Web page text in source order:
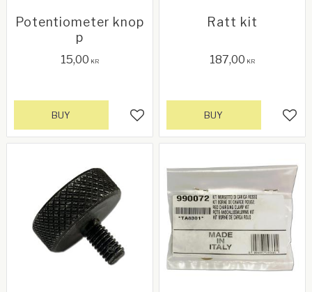
Potentiometer knop
p
15,00 KR
Add to favorites
BUY
Ratt kit
187,00 KR
BUY